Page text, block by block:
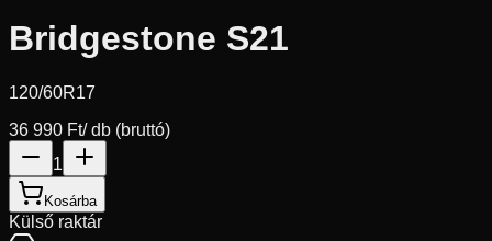
Bridgestone S21
120/60R17
36 990 Ft/ db (bruttó)
1
Kosárba
Külső raktár